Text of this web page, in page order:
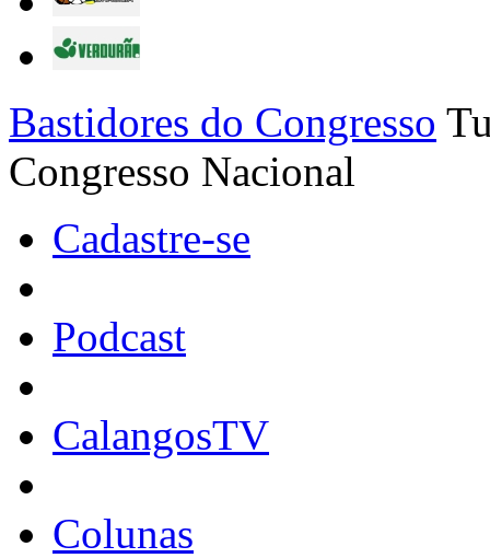
Bastidores do Congresso
Congresso Nacional
Cadastre-se
Podcast
CalangosTV
Colunas